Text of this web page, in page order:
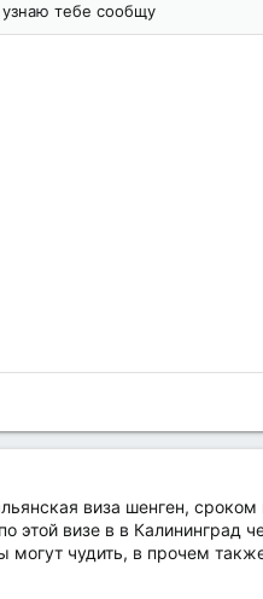
тебе сообщу
виза шенген,
визе в в Калининград
чудить, в прочем